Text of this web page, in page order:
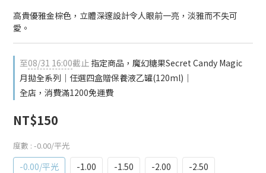
高貴優雅金棕色，立體深邃設計令人眼前一亮，淡雅而不失可
愛。
至08/31 16:00截止 指定商品，魔幻糖果Secret Candy Magic
月拋全系列｜任選四盒贈保養液乙罐(120ml)｜
全店，消費滿1200免運費
NT$150
度數 : -0.00/平光
-0.00/平光 -1.00 -1.50 -2.00
-2.50